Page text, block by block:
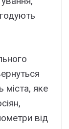
міста, яке
від